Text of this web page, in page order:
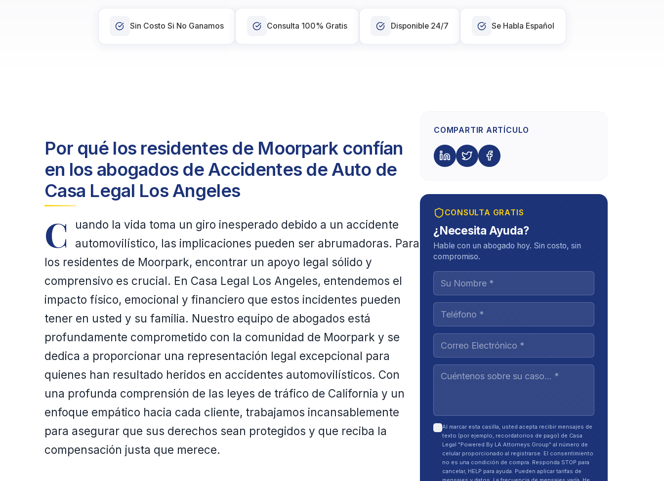
Sin Costo Si No Ganamos Consulta 100% Gratis Disponible 24/7 Se Habla Español
Por qué los residentes de Moorpark confían
en los abogados de Accidentes de Auto de
Casa Legal Los Angeles
C
uando la vida toma un giro inesperado debido a un accidente
automovilístico, las implicaciones pueden ser abrumadoras. Para
los residentes de Moorpark, encontrar un apoyo legal sólido y
comprensivo es crucial. En Casa Legal Los Angeles, entendemos el
impacto físico, emocional y financiero que estos incidentes pueden
tener en usted y su familia. Nuestro equipo de abogados está
profundamente comprometido con la comunidad de Moorpark y se
dedica a proporcionar una representación legal excepcional para
quienes han resultado heridos en accidentes automovilísticos. Con
una profunda comprensión de las leyes de tráfico de California y un
enfoque empático hacia cada cliente, trabajamos incansablemente
para asegurar que sus derechos sean protegidos y que reciba la
compensación justa que merece.
COMPARTIR ARTÍCULO
CONSULTA GRATIS
¿Necesita Ayuda?
Hable con un abogado hoy. Sin costo, sin
compromiso.
Al marcar esta casilla, usted acepta recibir mensajes de
texto (por ejemplo, recordatorios de pago) de Casa
Legal "Powered By LA Attorneys Group" al número de
celular proporcionado al registrarse. El consentimiento
no es una condición de compra. Responda STOP para
cancelar, HELP para ayuda. Pueden aplicar tarifas de